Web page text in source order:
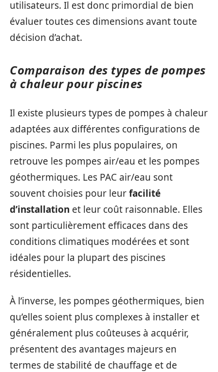
utilisateurs. Il est donc primordial de bien
évaluer toutes ces dimensions avant toute
décision d’achat.
Comparaison des types de pompes
à chaleur pour piscines
Il existe plusieurs types de pompes à chaleur
adaptées aux différentes configurations de
piscines. Parmi les plus populaires, on
retrouve les pompes air/eau et les pompes
géothermiques. Les PAC air/eau sont
souvent choisies pour leurfacilité
d’installation et leur coût raisonnable. Elles
sont particulièrement efficaces dans des
conditions climatiques modérées et sont
idéales pour la plupart des piscines
résidentielles.
À l’inverse, les pompes géothermiques, bien
qu’elles soient plus complexes à installer et
généralement plus coûteuses à acquérir,
présentent des avantages majeurs en
termes de stabilité de chauffage et de